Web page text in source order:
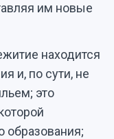
им новые
находится
и, по сути, не
это
образования;